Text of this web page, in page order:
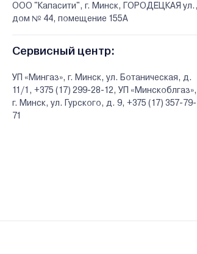
ООО "Капасити", г. Минск, ГОРОДЕЦКАЯ ул.,
дом № 44, помещение 155А
Сервисный центр:
УП «Мингаз», г. Минск, ул. Ботаническая, д.
11/1, +375 (17) 299-28-12, УП «Минскоблгаз»,
г. Минск, ул. Гурского, д. 9, +375 (17) 357-79-
71